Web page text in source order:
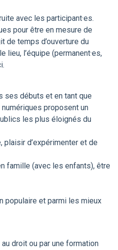
avec les participant·es.
pour être en mesure de
de temps d’ouverture du
l’équipe (permanent·es,
ses débuts et en tant que
proposent un
les plus éloignés du
plaisir d’expérimenter et de
famille (avec les enfants), être
populaire et parmi les mieux
droit ou par une formation